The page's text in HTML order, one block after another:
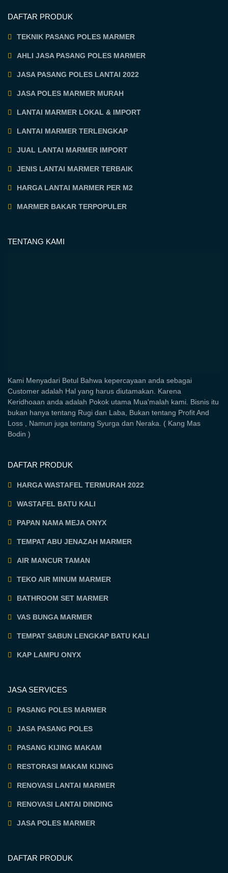
DAFTAR PRODUK
TEKNIK PASANG POLES MARMER
AHLI JASA PASANG POLES MARMER
JASA PASANG POLES LANTAI 2022
JASA POLES MARMER MURAH
LANTAI MARMER LOKAL & IMPORT
LANTAI MARMER TERLENGKAP
JUAL LANTAI MARMER IMPORT
JENIS LANTAI MARMER TERBAIK
HARGA LANTAI MARMER PER M2
MARMER BAKAR TERPOPULER
TENTANG KAMI
Kami Menyadari Betul Bahwa kepercayaan anda sebagai
Customer adalah Hal yang harus diutamakan. Karena
Keridhoaan anda adalah Pokok utama Mua'malah kami. Bisnis itu
bukan hanya tentang Rugi dan Laba, Bukan tentang Profit And
Loss , Namun juga tentang Syurga dan Neraka. ( Kang Mas
Bodin )
DAFTAR PRODUK
HARGA WASTAFEL TERMURAH 2022
WASTAFEL BATU KALI
PAPAN NAMA MEJA ONYX
TEMPAT ABU JENAZAH MARMER
AIR MANCUR TAMAN
TEKO AIR MINUM MARMER
BATHROOM SET MARMER
VAS BUNGA MARMER
TEMPAT SABUN LENGKAP BATU KALI
KAP LAMPU ONYX
JASA SERVICES
PASANG POLES MARMER
JASA PASANG POLES
PASANG KIJING MAKAM
RESTORASI MAKAM KIJING
RENOVASI LANTAI MARMER
RENOVASI LANTAI DINDING
JASA POLES MARMER
DAFTAR PRODUK